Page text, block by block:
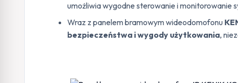
umożliwia wygodne sterowanie i monitorowanie
Wraz z panelem bramowym wideodomofonu
bezpieczeństwa i wygody użytkowania,